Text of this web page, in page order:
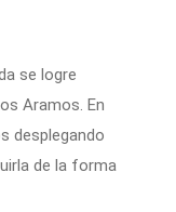
se logre
Aramos. En
desplegando
de la forma